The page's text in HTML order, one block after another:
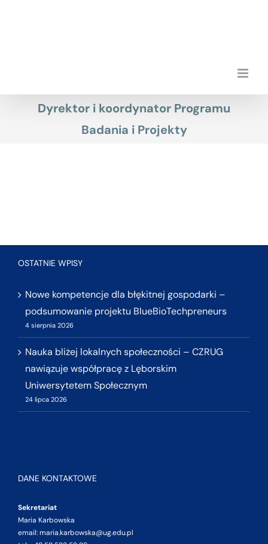
Dyrektor i koordynator Programu
Badania i Projekty
OSTATNIE WPISY
Nowe kompetencje dla błękitnej gospodarki –
podsumowanie projektu BlueBioTechpreneurs
4 sierpnia 2026
Nauka bliżej lokalnych społeczności – CZRUG
nawiązuje współpracę z Lęborskim
Uniwersytetem Społecznym
24 lipca 2026
DANE KONTAKTOWE
Sekretariat
Maria Karbowska
email: maria.karbowska@ug.edu.pl